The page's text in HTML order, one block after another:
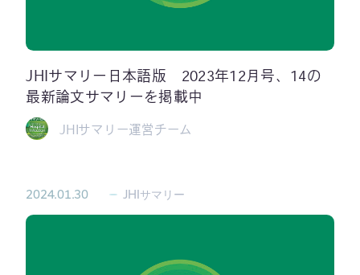
JHIサマリー日本語版 2023年12月号、14の
最新論文サマリーを掲載中
JHIサマリー運営チーム
2024.01.30 JHIサマリー